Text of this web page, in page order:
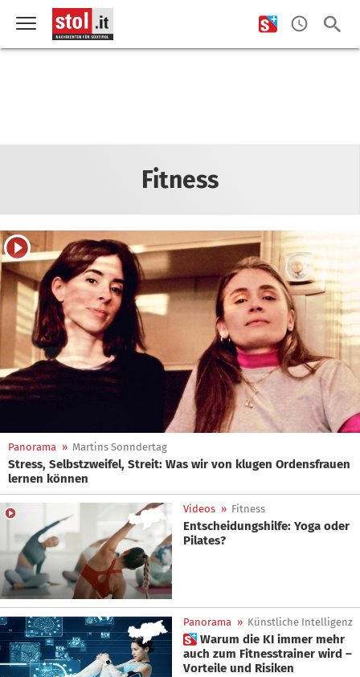
Fitness
Panorama » Martins Sonndertag
Stress, Selbstzweifel, Streit: Was wir von klugen Ordensfrauen
lernen können
Videos » Fitness
Entscheidungshilfe: Yoga oder
Pilates?
Panorama » Künstliche Intelligenz
 Warum die KI immer mehr
auch zum Fitnesstrainer wird –
Vorteile und Risiken